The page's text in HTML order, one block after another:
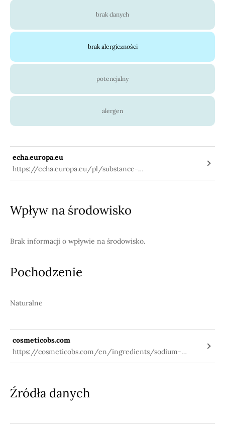
brak danych
brak alergiczności
potencjalny
alergen
echa.europa.eu
https://echa.europa.eu/pl/substance-
information/-/substanceinfo/100.032.521
Wpływ na środowisko
Brak informacji o wpływie na środowisko.
Pochodzenie
Naturalne
cosmeticobs.com
https://cosmeticobs.com/en/ingredients/sodium-
potassium-aluminum-silicate-3093
Źródła danych